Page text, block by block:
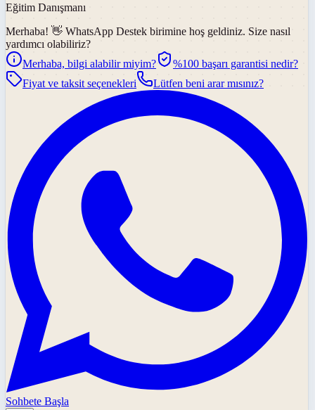
Eğitim Danışmanı
Merhaba! 👋 WhatsApp Destek birimine hoş geldiniz. Size nasıl
yardımcı olabiliriz?
Merhaba, bilgi alabilir miyim?
%100 başarı garantisi nedir?
Fiyat ve taksit seçenekleri
Lütfen beni arar mısınız?
Sohbete Başla